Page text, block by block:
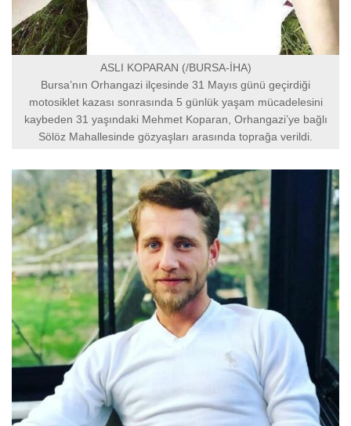
ASLI KOPARAN (/BURSA-İHA)
Bursa’nın Orhangazi ilçesinde 31 Mayıs günü geçirdiği
motosiklet kazası sonrasında 5 günlük yaşam mücadelesini
kaybeden 31 yaşındaki Mehmet Koparan, Orhangazi’ye bağlı
Sölöz Mahallesinde gözyaşları arasında toprağa verildi.